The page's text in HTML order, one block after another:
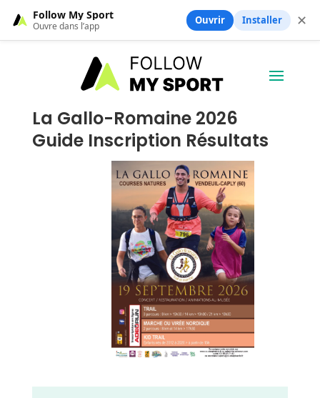
La Gallo-Romaine 2026
Guide Inscription Résultats
Follow My Sport
Ouvre dans l’app Ouvrir Installer ✕